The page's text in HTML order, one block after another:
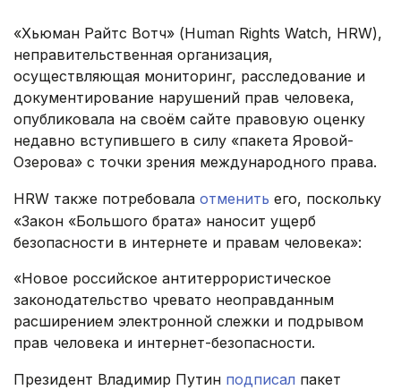
«Хьюман Райтс Вотч» (Human Rights Watch, HRW),
неправительственная организация,
осуществляющая мониторинг, расследование и
документирование нарушений прав человека,
опубликовала на своём сайте правовую оценку
недавно вступившего в силу «пакета Яровой-
Озерова» с точки зрения международного права.
HRW также потребовала отменить его, поскольку
«Закон «Большого брата» наносит ущерб
безопасности в интернете и правам человека»:
«Новое российское антитеррористическое
законодательство чревато неоправданным
расширением электронной слежки и подрывом
прав человека и интернет-безопасности.
Президент Владимир Путин подписал пакет